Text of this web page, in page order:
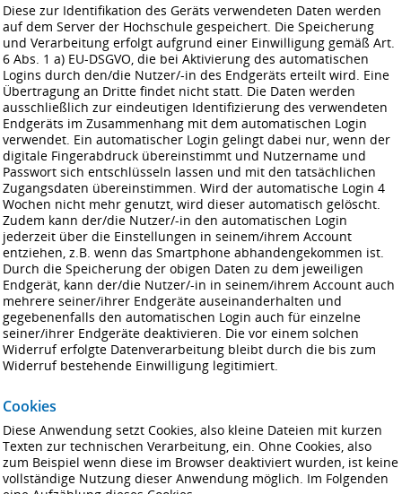
Diese zur Identifikation des Geräts verwendeten Daten werden
auf dem Server der Hochschule gespeichert. Die Speicherung
und Verarbeitung erfolgt aufgrund einer Einwilligung gemäß Art.
6 Abs. 1 a) EU-DSGVO, die bei Aktivierung des automatischen
Logins durch den/die Nutzer/-in des Endgeräts erteilt wird. Eine
Übertragung an Dritte findet nicht statt. Die Daten werden
ausschließlich zur eindeutigen Identifizierung des verwendeten
Endgeräts im Zusammenhang mit dem automatischen Login
verwendet. Ein automatischer Login gelingt dabei nur, wenn der
digitale Fingerabdruck übereinstimmt und Nutzername und
Passwort sich entschlüsseln lassen und mit den tatsächlichen
Zugangsdaten übereinstimmen. Wird der automatische Login 4
Wochen nicht mehr genutzt, wird dieser automatisch gelöscht.
Zudem kann der/die Nutzer/-in den automatischen Login
jederzeit über die Einstellungen in seinem/ihrem Account
entziehen, z.B. wenn das Smartphone abhandengekommen ist.
Durch die Speicherung der obigen Daten zu dem jeweiligen
Endgerät, kann der/die Nutzer/-in in seinem/ihrem Account auch
mehrere seiner/ihrer Endgeräte auseinanderhalten und
gegebenenfalls den automatischen Login auch für einzelne
seiner/ihrer Endgeräte deaktivieren. Die vor einem solchen
Widerruf erfolgte Datenverarbeitung bleibt durch die bis zum
Widerruf bestehende Einwilligung legitimiert.
Cookies
Diese Anwendung setzt Cookies, also kleine Dateien mit kurzen
Texten zur technischen Verarbeitung, ein. Ohne Cookies, also
zum Beispiel wenn diese im Browser deaktiviert wurden, ist keine
vollständige Nutzung dieser Anwendung möglich. Im Folgenden